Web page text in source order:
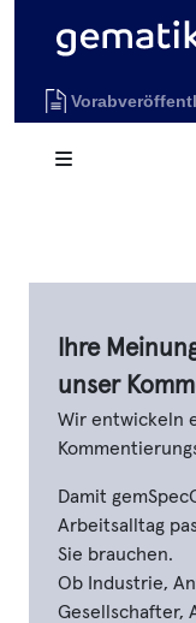
Ihre
unser
Wir entwickeln
Damit
Arbeitsalltag
Sie brauchen.
Ob Industrie,
Gesellschafter,